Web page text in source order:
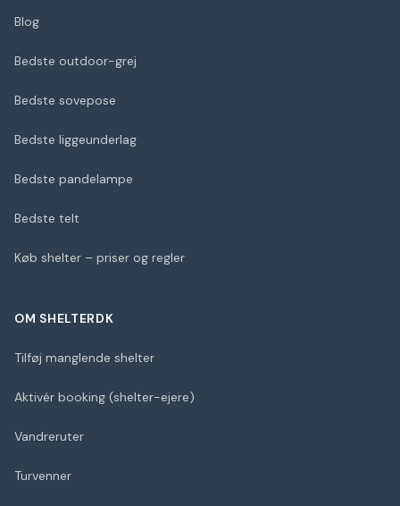
Blog
Bedste outdoor-grej
Bedste sovepose
Bedste liggeunderlag
Bedste pandelampe
Bedste telt
Køb shelter – priser og regler
OM SHELTERDK
Tilføj manglende shelter
Aktivér booking (shelter-ejere)
Vandreruter
Turvenner